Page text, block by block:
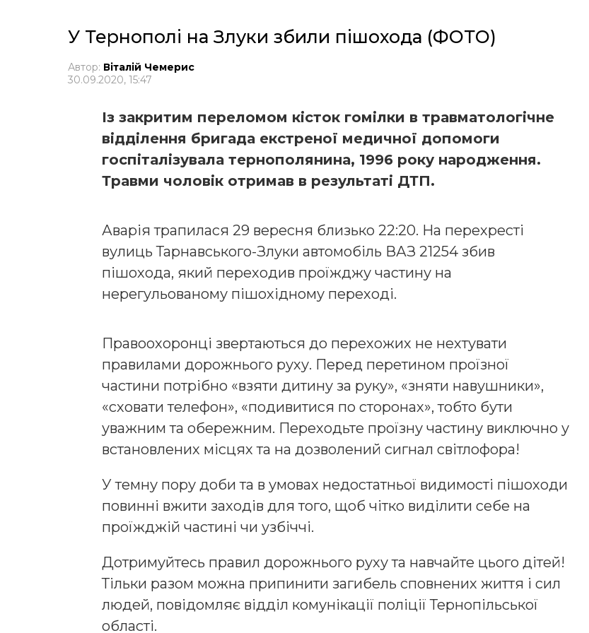
У Тернополі на Злуки збили пішохода (ФОТО)
Автор: Віталій Чемерис
30.09.2020, 15:47
Із закритим переломом кісток гомілки в травматологічне
відділення бригада екстреної медичної допомоги
госпіталізувала тернополянина, 1996 року народження.
Травми чоловік отримав в результаті ДТП.
Аварія трапилася 29 вересня близько 22:20. На перехресті
вулиць Тарнавського-Злуки автомобіль ВАЗ 21254 збив
пішохода, який переходив проїжджу частину на
нерегульованому пішохідному переході.
Правоохоронці звертаються до перехожих не нехтувати
правилами дорожнього руху. Перед перетином проїзної
частини потрібно «взяти дитину за руку», «зняти навушники»,
«сховати телефон», «подивитися по сторонах», тобто бути
уважним та обережним. Переходьте проїзну частину виключно у
встановлених місцях та на дозволений сигнал світлофора!
У темну пору доби та в умовах недостатньої видимості пішоходи
повинні вжити заходів для того, щоб чітко виділити себе на
проїжджій частині чи узбіччі.
Дотримуйтесь правил дорожнього руху та навчайте цього дітей!
Тільки разом можна припинити загибель сповнених життя і сил
людей, повідомляє відділ комунікації поліції Тернопільської
області.